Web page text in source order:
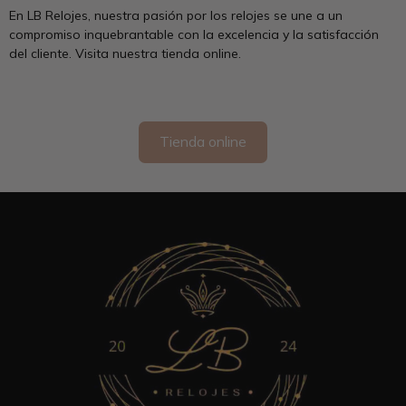
En LB Relojes, nuestra pasión por los relojes se une a un
compromiso inquebrantable con la excelencia y la satisfacción
del cliente. Visita nuestra tienda online.
Tienda online